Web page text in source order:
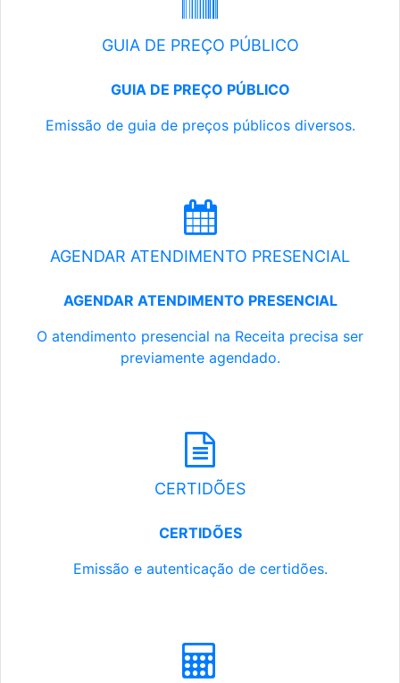
GUIA DE PREÇO PÚBLICO
GUIA DE PREÇO PÚBLICO
Emissão de guia de preços públicos diversos.
AGENDAR ATENDIMENTO PRESENCIAL
AGENDAR ATENDIMENTO PRESENCIAL
O atendimento presencial na Receita precisa ser
previamente agendado.
CERTIDÕES
CERTIDÕES
Emissão e autenticação de certidões.